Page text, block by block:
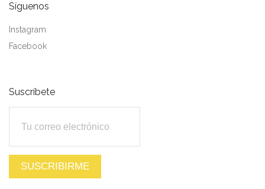
Síguenos
Instagram
Facebook
Suscríbete